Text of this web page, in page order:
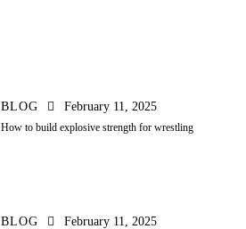
BLOG February 11, 2025
How to build explosive strength for wrestling
BLOG February 11, 2025